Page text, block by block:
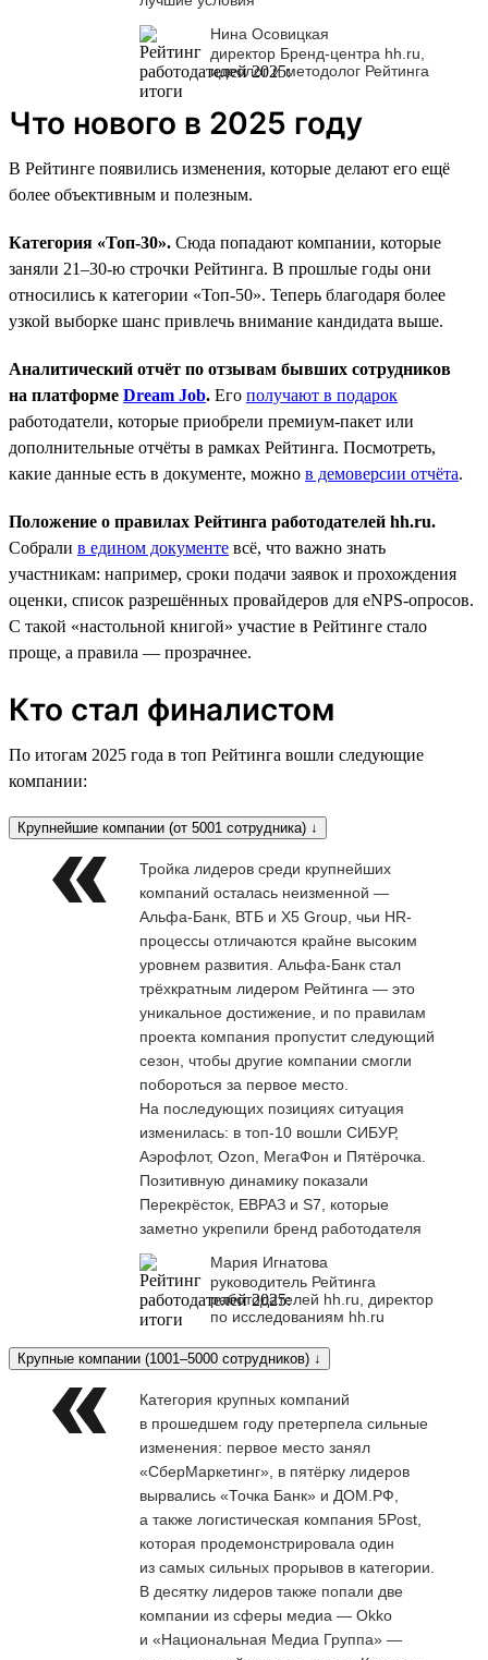
Нина Осовицкая
директор Бренд-центра hh.ru,
идеолог и методолог Рейтинга
Что нового в 2025 году
В Рейтинге появились изменения, которые делают его ещё
более объективным и полезным.
Категория «Топ-30». Сюда попадают компании, которые
заняли 21–30-ю строчки Рейтинга. В прошлые годы они
относились к категории «Топ-50». Теперь благодаря более
узкой выборке шанс привлечь внимание кандидата выше.
Аналитический отчёт по отзывам бывших сотрудников
на платформе Dream Job. Его получают в подарок
работодатели, которые приобрели премиум-пакет или
дополнительные отчёты в рамках Рейтинга. Посмотреть,
какие данные есть в документе, можно в демоверсии отчёта.
Положение о правилах Рейтинга работодателей hh.ru.
Собрали в едином документе всё, что важно знать
участникам: например, сроки подачи заявок и прохождения
оценки, список разрешённых провайдеров для eNPS-опросов.
С такой «настольной книгой» участие в Рейтинге стало
проще, а правила — прозрачнее.
Кто стал финалистом
По итогам 2025 года в топ Рейтинга вошли следующие
компании:
Крупнейшие компании (от 5001 сотрудника) ↓
Тройка лидеров среди крупнейших
компаний осталась неизменной —
Альфа-Банк, ВТБ и X5 Group, чьи HR-
процессы отличаются крайне высоким
уровнем развития. Альфа-Банк стал
трёхкратным лидером Рейтинга — это
уникальное достижение, и по правилам
проекта компания пропустит следующий
сезон, чтобы другие компании смогли
побороться за первое место.
На последующих позициях ситуация
изменилась: в топ-10 вошли СИБУР,
Аэрофлот, Ozon, МегаФон и Пятёрочка.
Позитивную динамику показали
Перекрёсток, ЕВРАЗ и S7, которые
заметно укрепили бренд работодателя
Мария Игнатова
руководитель Рейтинга
работодателей hh.ru, директор
по исследованиям hh.ru
Крупные компании (1001–5000 сотрудников) ↓
Категория крупных компаний
в прошедшем году претерпела сильные
изменения: первое место занял
«СберМаркетинг», в пятёрку лидеров
вырвались «Точка Банк» и ДОМ.РФ,
а также логистическая компания 5Post,
которая продемонстрировала один
из самых сильных прорывов в категории.
В десятку лидеров также попали две
компании из сферы медиа — Okko
и «Национальная Медиа Группа» —